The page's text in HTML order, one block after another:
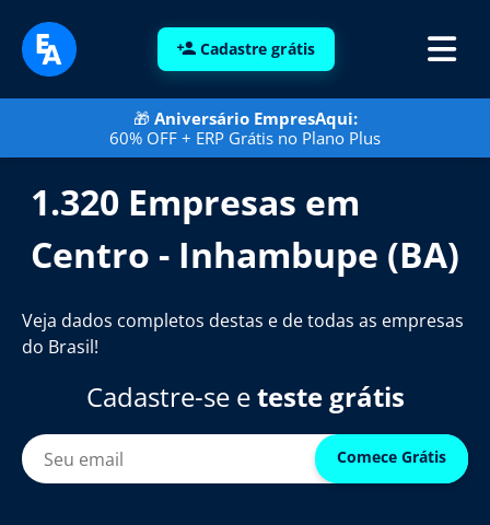
Cadastre grátis
🎁 Aniversário EmpresAqui:
60% OFF + ERP Grátis no Plano Plus
1.320 Empresas em
Centro - Inhambupe (BA)
Veja dados completos destas e de todas as empresas
do Brasil!
Cadastre-se eteste grátis
Comece Grátis